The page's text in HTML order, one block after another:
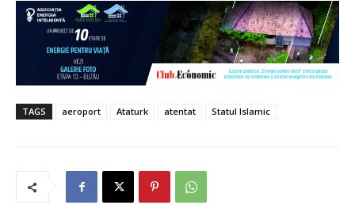
TAGS aeroport Ataturk atentat Statul Islamic